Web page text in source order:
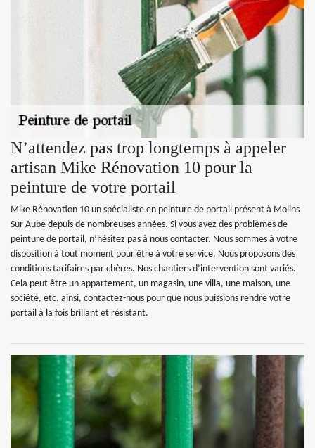
N’attendez pas trop longtemps à appeler
artisan Mike Rénovation 10 pour la
peinture de votre portail
Mike Rénovation 10 un spécialiste en peinture de portail présent à Molins
Sur Aube depuis de nombreuses années. Si vous avez des problèmes de
peinture de portail, n’hésitez pas à nous contacter. Nous sommes à votre
disposition à tout moment pour être à votre service. Nous proposons des
conditions tarifaires par chères. Nos chantiers d’intervention sont variés.
Cela peut être un appartement, un magasin, une villa, une maison, une
société, etc. ainsi, contactez-nous pour que nous puissions rendre votre
portail à la fois brillant et résistant.